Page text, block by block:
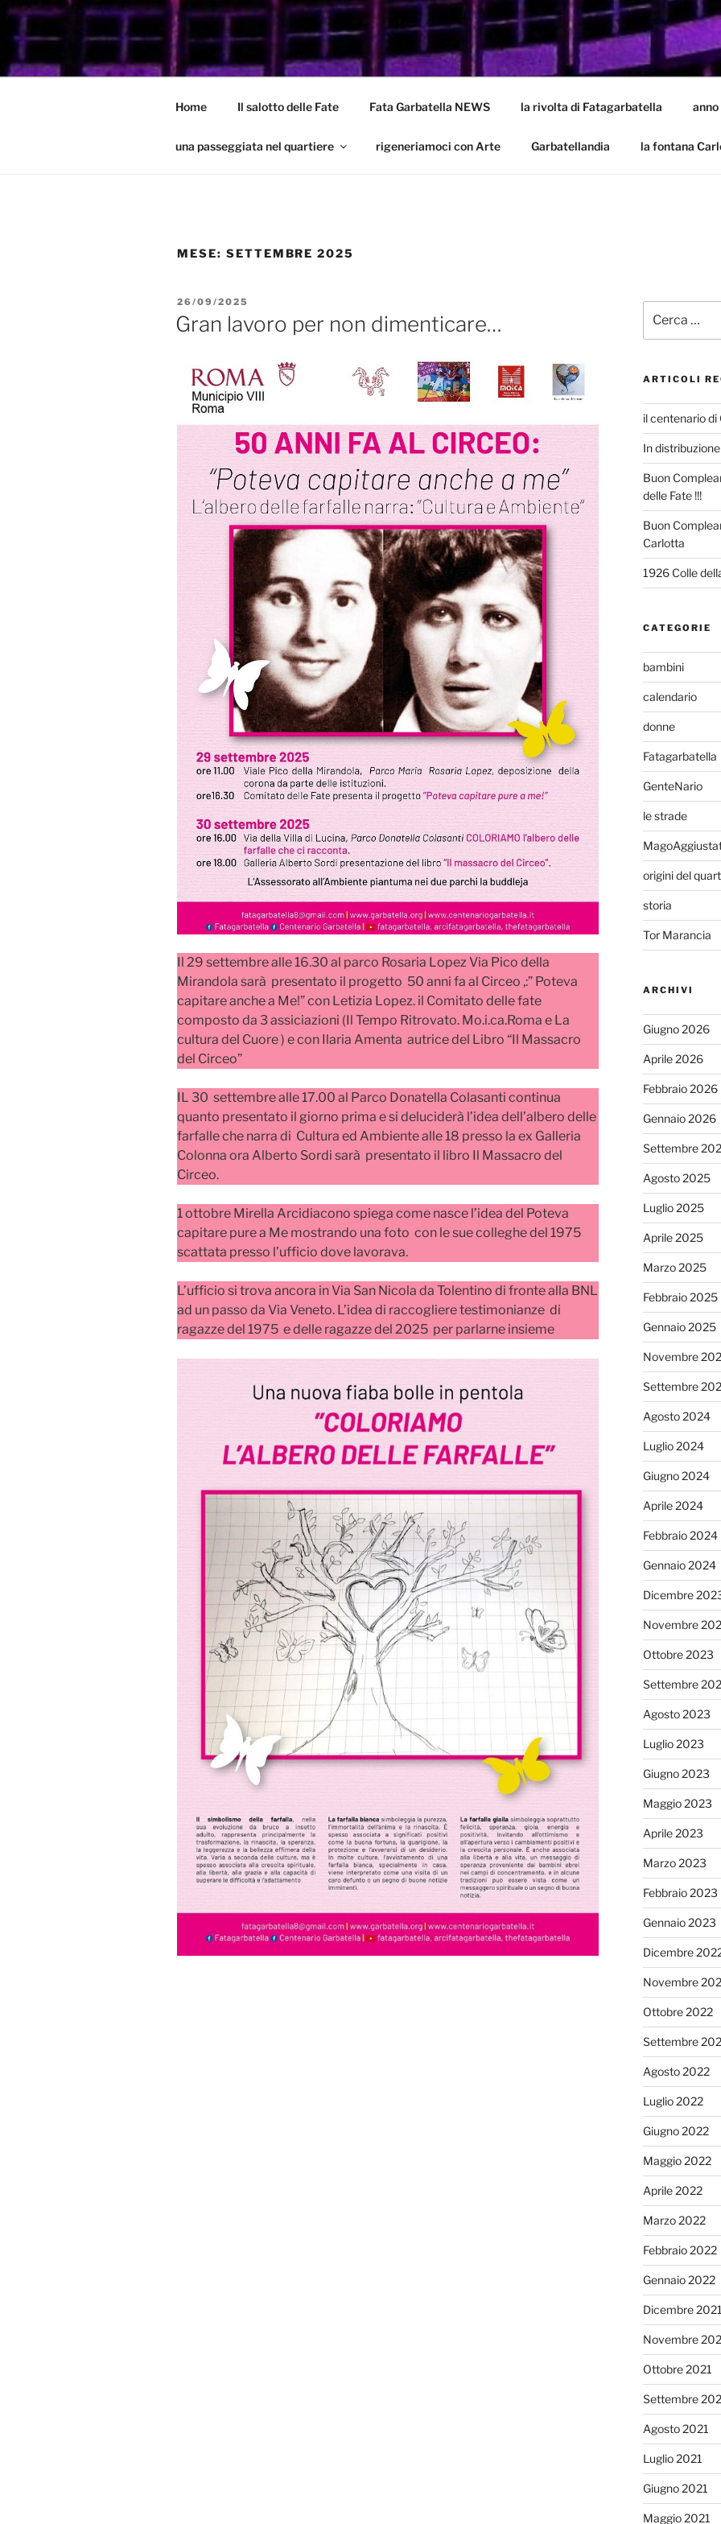
Salta
contenuto
GARBATELLA
Un Blog sul quartiere della Garbatella
Home Il salotto delle Fate Fata Garbatella NEWS la rivolta di Fatagarbatella anno
una passeggiata nel quartiere rigeneriamoci con Arte Garbatellandia la fontana
MESE: SETTEMBRE 2025
PUBBLICATO
IL
26/09/2025
Gran lavoro per non dimenticare…
Il 29 settembre alle 16.30 al parco Rosaria Lopez Via Pico della
Mirandola sarà presentato il progetto 50 anni fa al Circeo ,:” Poteva
capitare anche a Me!” con Letizia Lopez. il Comitato delle fate
composto da 3 assiciazioni (Il Tempo Ritrovato. Mo.i.ca.Roma e La
cultura del Cuore ) e con Ilaria Amenta autrice del Libro “Il Massacro
del Circeo”
IL 30 settembre alle 17.00 al Parco Donatella Colasanti continua
quanto presentato il giorno prima e si deluciderà l’idea dell’albero delle
farfalle che narra di Cultura ed Ambiente alle 18 presso la ex Galleria
Colonna ora Alberto Sordi sarà presentato il libro Il Massacro del
Circeo.
1 ottobre Mirella Arcidiacono spiega come nasce l’idea del Poteva
capitare pure a Me mostrando una foto con le sue colleghe del 1975
scattata presso l’ufficio dove lavorava.
L’ufficio si trova ancora in Via San Nicola da Tolentino di fronte alla BNL
ad un passo da Via Veneto. L’idea di raccogliere testimonianze di
ragazze del 1975 e delle ragazze del 2025 per parlarne insieme
ARTICOLI
il centenario di
In
Buon
delle Fate !!!
Buon
Carlotta
1926 Colle
CATEGORIE
bambini
calendario
donne
Fatagarbatella
GenteNario
le strade
origini del
storia
Tor Marancia
ARCHIVI
Giugno 2026
Aprile 2026
Febbraio 2026
Gennaio 2026
Settembre
Agosto 2025
Luglio 2025
Aprile 2025
Marzo 2025
Febbraio 2025
Gennaio 2025
Novembre
Settembre
Agosto 2024
Luglio 2024
Giugno 2024
Aprile 2024
Febbraio 2024
Gennaio 2024
Dicembre
Novembre
Ottobre 2023
Settembre
Agosto 2023
Luglio 2023
Giugno 2023
Maggio 2023
Aprile 2023
Marzo 2023
Febbraio 2023
Gennaio 2023
Dicembre
Novembre
Ottobre 2022
Settembre
Agosto 2022
Luglio 2022
Giugno 2022
Maggio 2022
Aprile 2022
Marzo 2022
Febbraio 2022
Gennaio 2022
Dicembre 2021
Novembre
Ottobre 2021
Settembre
Agosto 2021
Luglio 2021
Giugno 2021
Maggio 2021